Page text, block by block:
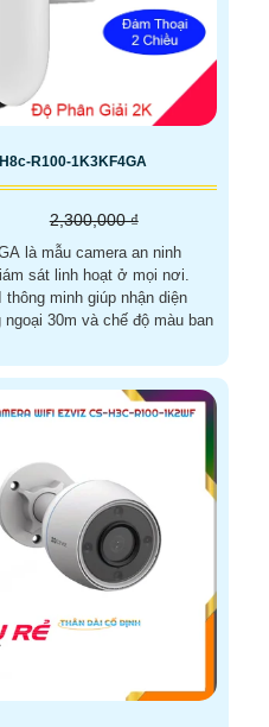
R100-1K3KF4GA
2,300,000 ₫
là mẫu camera an ninh
sát linh hoạt ở mọi nơi.
minh giúp nhận diện
30m và chế độ màu ban